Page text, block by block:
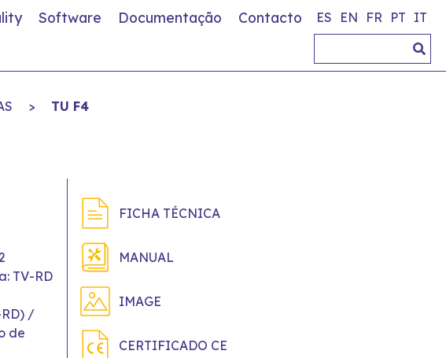
Software Documentação Contacto ES EN FR PT IT
> TU F4
TV-RD
/
de
FICHA TÉCNICA
MANUAL
IMAGE
CERTIFICADO CE